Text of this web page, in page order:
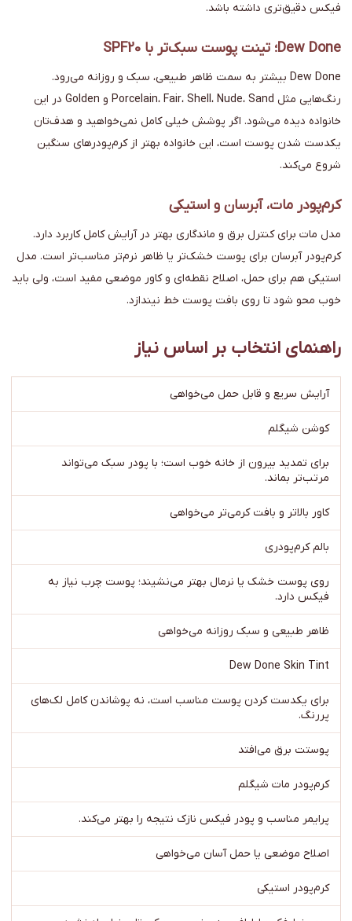
فیکس دقیق‌تری داشته باشد.
Dew Done؛ تینت پوست سبک‌تر با SPF20
Dew Done بیشتر به سمت ظاهر طبیعی، سبک و روزانه می‌رود.
رنگ‌هایی مثل Porcelain، Fair، Shell، Nude، Sand و Golden در این
خانواده دیده می‌شود. اگر پوشش خیلی کامل نمی‌خواهید و هدف‌تان
یکدست شدن پوست است، این خانواده بهتر از کرم‌پودرهای سنگین
شروع می‌کند.
کرم‌پودر مات، آبرسان و استیکی
مدل مات برای کنترل برق و ماندگاری بهتر در آرایش کامل کاربرد دارد.
کرم‌پودر آبرسان برای پوست خشک‌تر یا ظاهر نرم‌تر مناسب‌تر است. مدل
استیکی هم برای حمل، اصلاح نقطه‌ای و کاور موضعی مفید است، ولی باید
خوب محو شود تا روی بافت پوست خط نیندازد.
راهنمای انتخاب بر اساس نیاز
آرایش سریع و قابل حمل می‌خواهی
کوشن شیگلم
برای تمدید بیرون از خانه خوب است؛ با پودر سبک می‌تواند
مرتب‌تر بماند.
کاور بالاتر و بافت کرمی‌تر می‌خواهی
بالم کرم‌پودری
روی پوست خشک یا نرمال بهتر می‌نشیند؛ پوست چرب نیاز به
فیکس دارد.
ظاهر طبیعی و سبک روزانه می‌خواهی
Dew Done Skin Tint
برای یکدست کردن پوست مناسب است، نه پوشاندن کامل لک‌های
پررنگ.
پوستت برق می‌افتد
کرم‌پودر مات شیگلم
پرایمر مناسب و پودر فیکس نازک نتیجه را بهتر می‌کند.
اصلاح موضعی یا حمل آسان می‌خواهی
کرم‌پودر استیکی